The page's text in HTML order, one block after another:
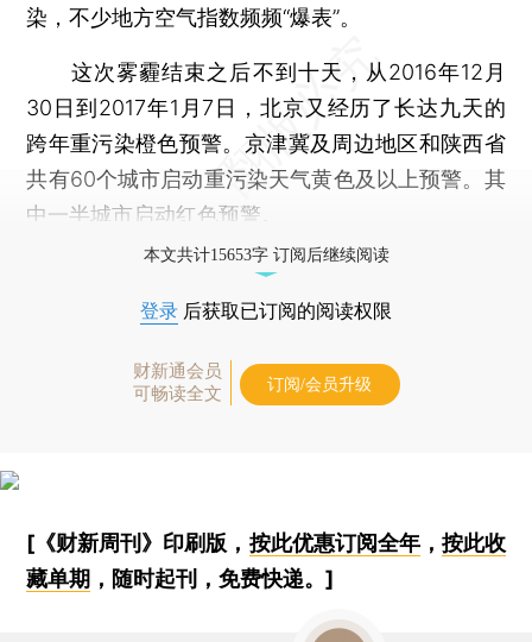
染，不少地方空气指数频频“爆表”。
这次雾霾结束之后不到十天，从2016年12月
30日到2017年1月7日，北京又经历了长达九天的
跨年重污染橙色预警。京津冀及周边地区和陕西省
共有60个城市启动重污染天气黄色及以上预警。其
中一半城市启动红色预警。
本文共计15653字 订阅后继续阅读
登录 后获取已订阅的阅读权限
财新通会员
可畅读全文
订阅/会员升级
[《财新周刊》印刷版， 按此优惠订阅全年， 按此收
藏单期 ，随时起刊，免费快递。]